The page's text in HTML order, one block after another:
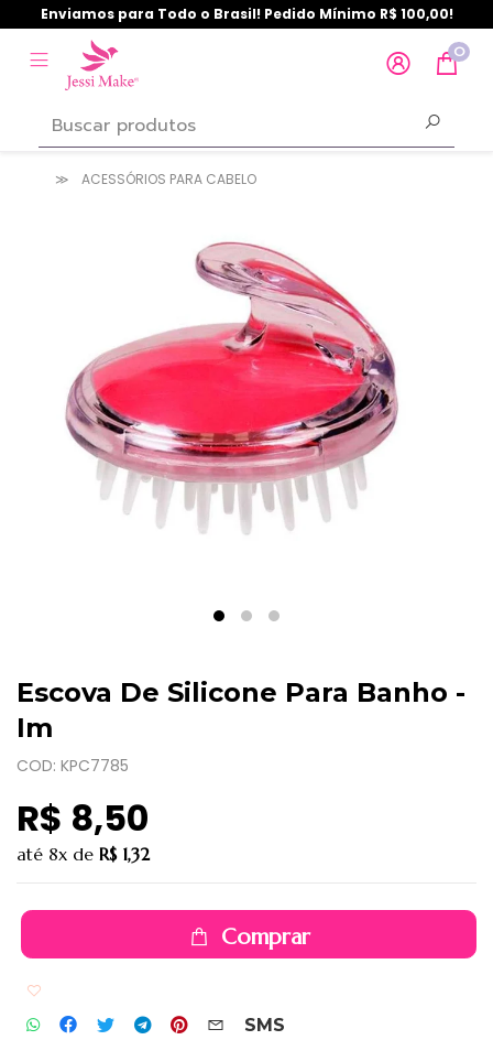
Enviamos para Todo o Brasil! Pedido Mínimo R$ 100,00!
0
ACESSÓRIOS PARA CABELO
Escova De Silicone Para Banho -
Im
COD: KPC7785
R$ 8,50
até 8x de R$ 1,32
Comprar
SMS